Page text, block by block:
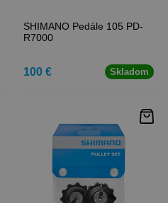
SHIMANO Pedále 105 PD-
R7000
100 € Skladom